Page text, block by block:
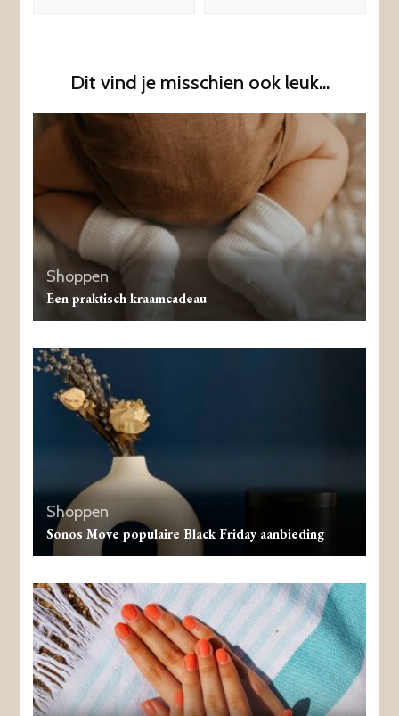
Dit vind je misschien ook leuk...
Shoppen
Een praktisch kraamcadeau
Shoppen
Sonos Move populaire Black Friday aanbieding